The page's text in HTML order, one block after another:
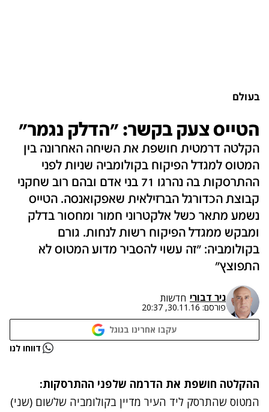
בעולם
הטייס צעק בקשר: "הדלק נגמר"‎
הקלטה דרמטית חושפת את השיחה האחרונה בין
המטוס למגדל הפיקוח בקולומביה שניות לפני
ההתרסקות בה נהרגו 71 בני אדם ובהם רוב שחקני
קבוצת הכדורגל הברזילאית שאפקואנסה. הטייס
נשמע מתאר כשל אלקטרוני חמור ומחסור בדלק
ומבקש ממגדל הפיקוח רשות לנחות. גורם
בקולומביה: "זה עשוי להסביר מדוע המטוס לא
התפוצץ"
ניר דבורי חדשות
פורסם: 30.11.16, 20:37
עקבו אחרינו בגוגל
נתקלנו בבעיה דווחו לנו
ההקלטה חושפת את הדרמה שלפני ההתרסקות:
המטוס שהתרסק ליד העיר מדיין בקולומביה שלשום (שני)